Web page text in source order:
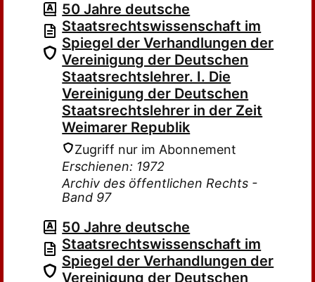
50 Jahre deutsche
Staatsrechtswissenschaft im
Spiegel der Verhandlungen der
Vereinigung der Deutschen
Staatsrechtslehrer. I. Die
Vereinigung der Deutschen
Staatsrechtslehrer in der Zeit
Weimarer Republik
Zugriff nur im Abonnement
Erschienen: 1972
Archiv des öffentlichen Rechts -
Band 97
50 Jahre deutsche
Staatsrechtswissenschaft im
Spiegel der Verhandlungen der
Vereinigung der Deutschen